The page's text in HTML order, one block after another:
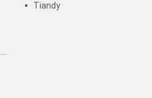
Tiandy